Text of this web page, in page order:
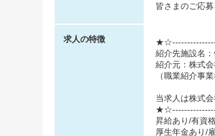
皆さまのご応
求人の特徴
紹介先施設名
紹介元：株式
（職業紹介事
当求人は株式
昇給あり/有資
厚生年金あり/